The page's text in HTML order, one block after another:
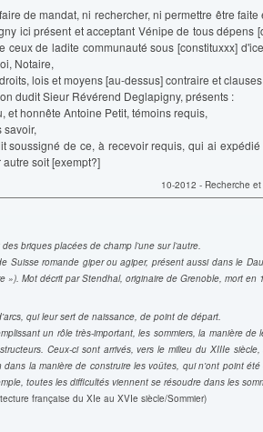
de mandat, ni rechercher, ni permettre être faite
ici présent et acceptant Vénipe de tous dépens
de ladite communauté sous [constituxxx]
Notaire,
lois et moyens [au-dessus] contraire et
dudit Sieur Révérend Deglapigny, présents :
et honnête Antoine Petit, témoins requis,
savoir,
soussigné de ce, à recevoir requis, qui ai
soit [exempt?]
10-2012 - Recherche
briques placées de champ l’une sur l’autre.
Suisse romande giper ou agiper, présent aussi dans le
Mot décrit par Stendhal, originaire de Grenoble, mort en
qui leur sert de naissance, de point de départ.
un rôle très-important, les sommiers, la manière de
Ceux-ci sont arrivés, vers le milieu du XIIIe
la manière de construire les voûtes, qui n'ont point
toutes les difficultés viennent se résoudre dans les
française du XIe au XVIe siècle/Sommier)